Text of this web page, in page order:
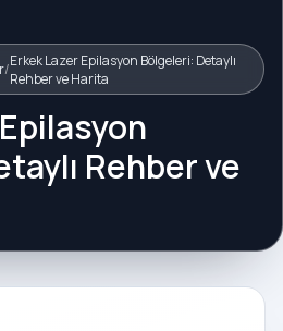
/Erkek Lazer Epilasyon Bölgeleri: Detaylı
Rehber ve Harita
Rehber ve